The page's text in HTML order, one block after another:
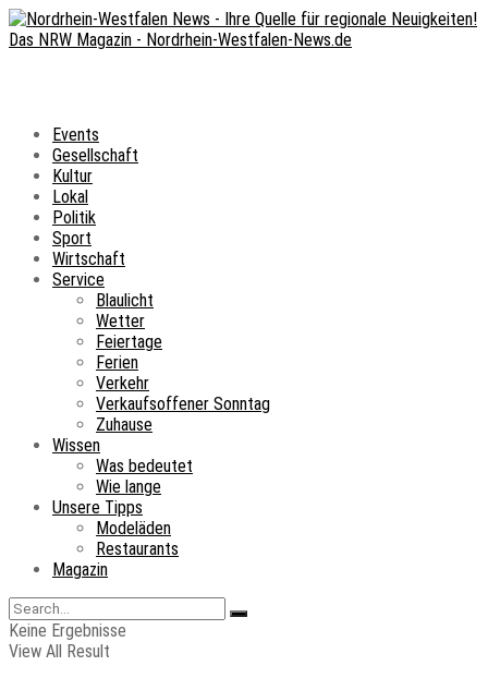
Events
Gesellschaft
Kultur
Lokal
Politik
Sport
Wirtschaft
Service
Blaulicht
Wetter
Feiertage
Ferien
Verkehr
Verkaufsoffener Sonntag
Zuhause
Wissen
Was bedeutet
Wie lange
Unsere Tipps
Modeläden
Restaurants
Magazin
Keine Ergebnisse
View All Result